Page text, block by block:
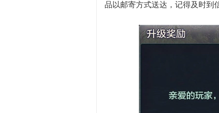
品以邮寄方式送达，记得及时到